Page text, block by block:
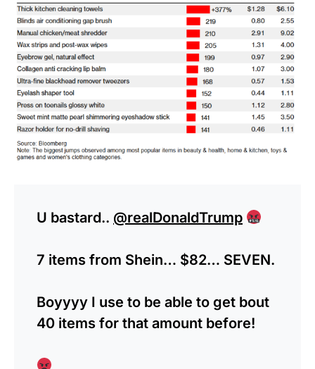
U bastard.. @realDonaldTrump
7 items from Shein… $82… SEVEN.
Boyyyy I use to be able to get bout
40 items for that amount before!